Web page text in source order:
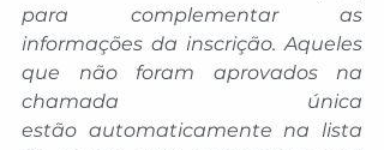
para complementar as
informações da inscrição. Aqueles
que não foram aprovados na
chamada única
estão automaticamente na lista